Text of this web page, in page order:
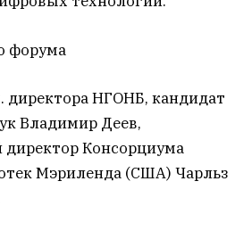
форума
директора НГОНБ, кандидат
Владимир Деев,
Консорциума
Мэриленда (США) Чарльз